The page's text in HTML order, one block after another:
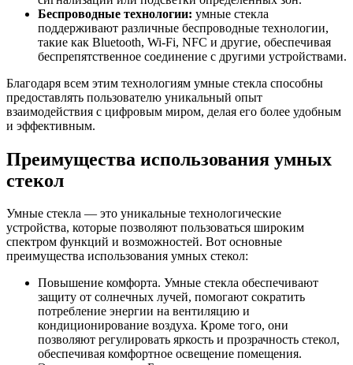
Беспроводные технологии: умные стекла
поддерживают различные беспроводные технологии,
такие как Bluetooth, Wi-Fi, NFC и другие, обеспечивая
беспрепятственное соединение с другими устройствами.
Благодаря всем этим технологиям умные стекла способны
предоставлять пользователю уникальный опыт
взаимодействия с цифровым миром, делая его более удобным
и эффективным.
Преимущества использования умных
стекол
Умные стекла — это уникальные технологические
устройства, которые позволяют пользоваться широким
спектром функций и возможностей. Вот основные
преимущества использования умных стекол:
Повышение комфорта. Умные стекла обеспечивают
защиту от солнечных лучей, помогают сократить
потребление энергии на вентиляцию и
кондиционирование воздуха. Кроме того, они
позволяют регулировать яркость и прозрачность стекол,
обеспечивая комфортное освещение помещения.